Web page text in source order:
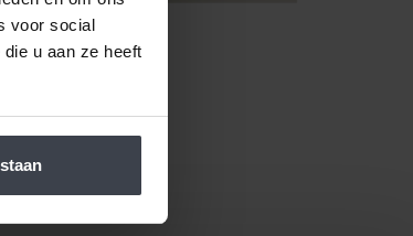
voor social
u aan ze heeft